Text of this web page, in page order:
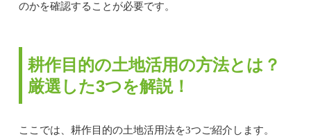
のかを確認することが必要です。
耕作目的の土地活用の方法とは？
厳選した3つを解説！
ここでは、耕作目的の土地活用法を3つご紹介します。